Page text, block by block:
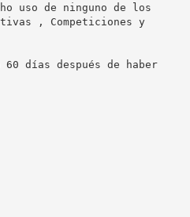
uso de ninguno de los
, Competiciones y
días después de haber